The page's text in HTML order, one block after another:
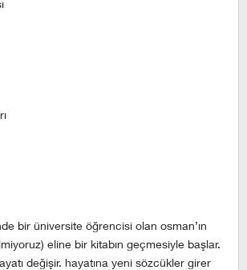
bir üniversite öğrencisi olan osman’ın
eline bir kitabın geçmesiyle başlar.
değişir. hayatına yeni sözcükler girer